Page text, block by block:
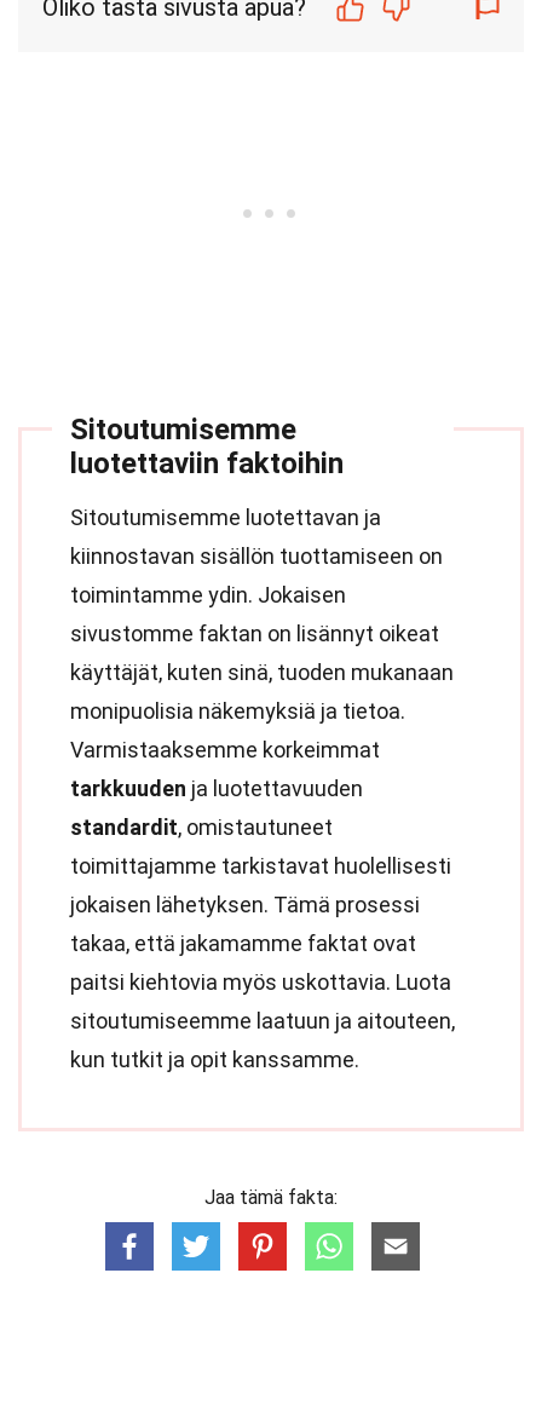
Oliko tästä sivusta apua?
Sitoutumisemme
luotettaviin faktoihin
Sitoutumisemme luotettavan ja
kiinnostavan sisällön tuottamiseen on
toimintamme ydin. Jokaisen
sivustomme faktan on lisännyt oikeat
käyttäjät, kuten sinä, tuoden mukanaan
monipuolisia näkemyksiä ja tietoa.
Varmistaaksemme korkeimmat
tarkkuuden ja luotettavuuden
standardit, omistautuneet
toimittajamme tarkistavat huolellisesti
jokaisen lähetyksen. Tämä prosessi
takaa, että jakamamme faktat ovat
paitsi kiehtovia myös uskottavia. Luota
sitoutumiseemme laatuun ja aitouteen,
kun tutkit ja opit kanssamme.
Jaa tämä fakta: